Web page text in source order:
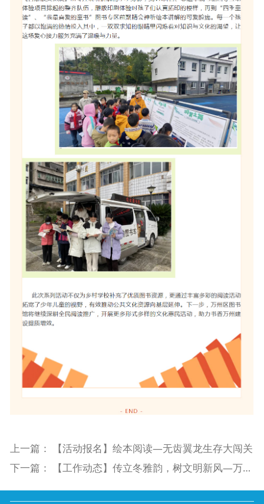
上一篇：
【活动报名】绘本阅读—无齿翼龙生存大闯关
下一篇：
【工作动态】传立冬雅韵，树文明新风—万州区图书馆举办立冬节气主题活动